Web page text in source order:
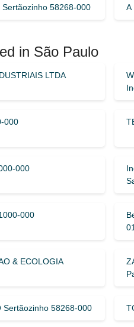
Sertãozinho 58268-000 A
in São Paulo
LTDA
000
000
000
& ECOLOGIA
Sertãozinho 58268-000